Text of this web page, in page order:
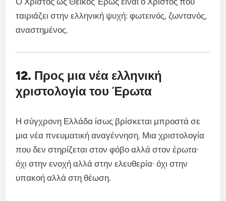
ταιριάζει στην ελληνική ψυχή: φωτεινός, ζωντανός,
αναστημένος.
12. Προς μια νέα ελληνική
χριστολογία του Έρωτα
Η σύγχρονη Ελλάδα ίσως βρίσκεται μπροστά σε
μια νέα πνευματική αναγέννηση. Μια χριστολογία
που δεν στηρίζεται στον φόβο αλλά στον έρωτα·
όχι στην ενοχή αλλά στην ελευθερία· όχι στην
υπακοή αλλά στη θέωση.